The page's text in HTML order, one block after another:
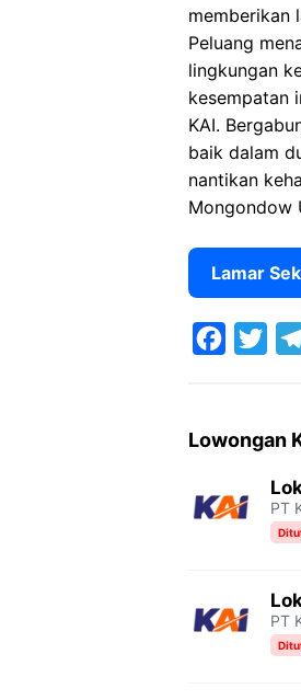
memberikan
Peluang
lingkungan
kesempatan
KAI.
baik dalam
nantikan
Mongondow
Lamar
c
b
i
t
l
g
r
m
Lowongan
PT
PT